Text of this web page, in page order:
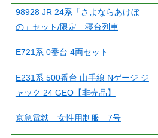
98928 JR 24系「さよならあけぼ
の」セット/限定 寝台列車
E721系 0番台 4両セット
E231系 500番台 山手線 Nゲージ ジ
ャック 24 GEO【非売品】
京急電鉄 女性用制服 7号